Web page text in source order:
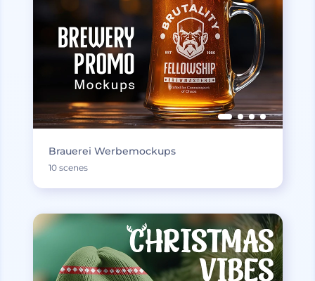
Brauerei Werbemockups
10 scenes